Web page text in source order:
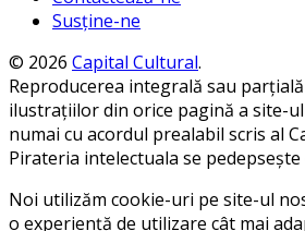
Susține-ne
© 2026 Capital Cultural.
Reproducerea integrală sau
ilustrațiilor din orice pagină a site-
numai cu acordul prealabil scris al
Pirateria intelectuala se
Noi utilizăm cookie-uri pe site-ul
o experiență de utilizare cât mai